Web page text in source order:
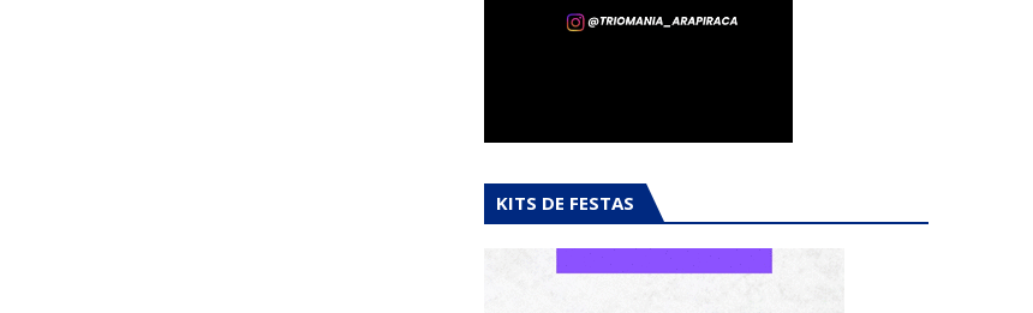
KITS DE FESTAS